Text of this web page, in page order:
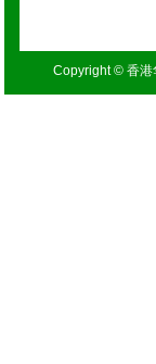
Copyright © 香